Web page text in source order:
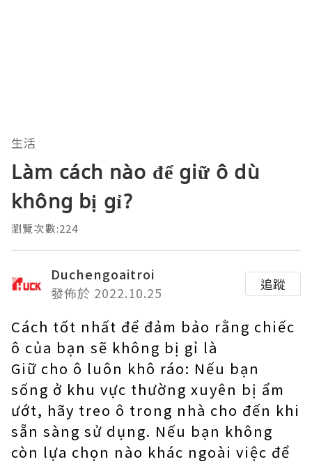
生活
Làm cách nào để giữ ô dù
không bị gỉ?
瀏覽次數:224
Duchengoaitroi
發佈於 2022.10.25
追蹤
Cách tốt nhất để đảm bảo rằng chiếc
ô của bạn sẽ không bị gỉ là
Giữ cho ô luôn khô ráo: Nếu bạn
sống ở khu vực thường xuyên bị ẩm
ướt, hãy treo ô trong nhà cho đến khi
sẵn sàng sử dụng. Nếu bạn không
còn lựa chọn nào khác ngoài việc để